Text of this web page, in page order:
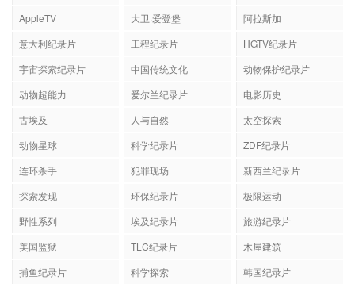
AppleTV
大卫·爱登堡
阿拉斯加
意大利纪录片
工程纪录片
HGTV纪录片
宇宙探索纪录片
中国传统文化
动物保护纪录片
动物超能力
爱尔兰纪录片
电影历史
古埃及
人与自然
太空探索
动物星球
科学纪录片
ZDF纪录片
连环杀手
犯罪现场
新西兰纪录片
探索发现
环保纪录片
极限运动
野性系列
埃及纪录片
旅游纪录片
美国监狱
TLC纪录片
木屋建筑
捕鱼纪录片
科学探索 韩国纪录片